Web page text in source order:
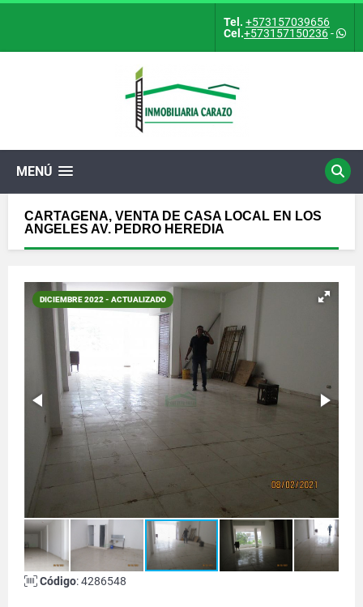
Tel. +573157039656
Cel.+573157150236-
MENÚ
CARTAGENA, VENTA DE CASA LOCAL EN LOS
ANGELES AV. PEDRO HEREDIA
DICIEMBRE 2022 - ACTUALIZADO
Código: 4286548